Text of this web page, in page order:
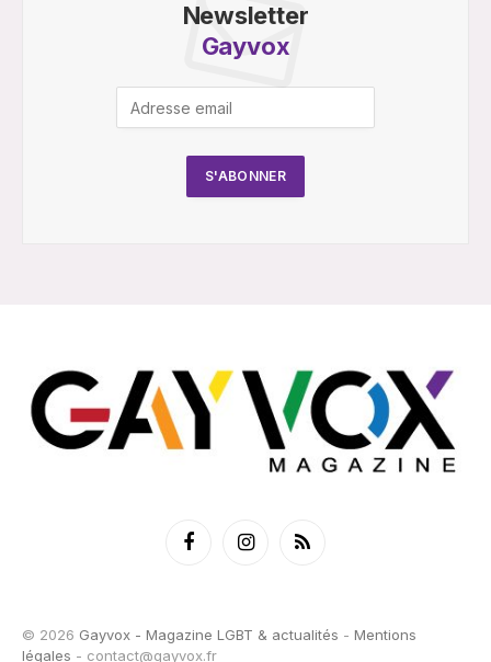
Newsletter
Gayvox
FacebookInstagramRSS
© 2026 Gayvox - Magazine LGBT & actualités - Mentions
légales - contact@gayvox.fr